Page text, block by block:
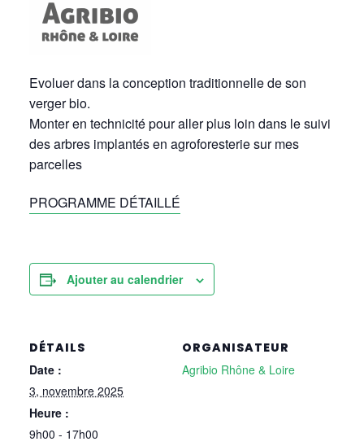
Evoluer dans la conception traditionnelle de son
verger bio.
Monter en technicité pour aller plus loin dans le suivi
des arbres implantés en agroforesterie sur mes
parcelles
PROGRAMME DÉTAILLÉ
Ajouter au calendrier
DÉTAILS
Date :
3, novembre 2025
Heure :
9h00 - 17h00
ORGANISATEUR
Agribio Rhône & Loire